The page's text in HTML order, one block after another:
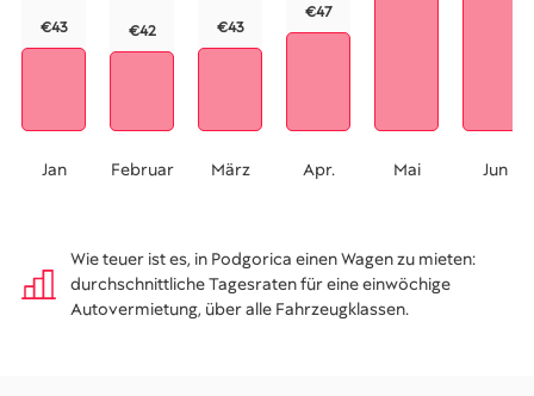
€43 €42 €43
€47
Jan Februar März Apr. Mai Jun
Wie teuer ist es, in Podgorica einen Wagen zu mieten:
durchschnittliche Tagesraten für eine einwöchige
Autovermietung, über alle Fahrzeugklassen.